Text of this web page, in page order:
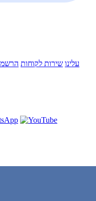
עלינו שירות לקוחות